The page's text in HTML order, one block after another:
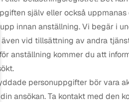
själv eller också
upp innan anställning. Vi begär i
vid tillsättning av andra
anställning kommer du att
personuppgifter bör vara
ansökan. Ta kontakt med den